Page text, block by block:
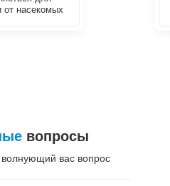
от насекомых
вопросы
вас вопрос